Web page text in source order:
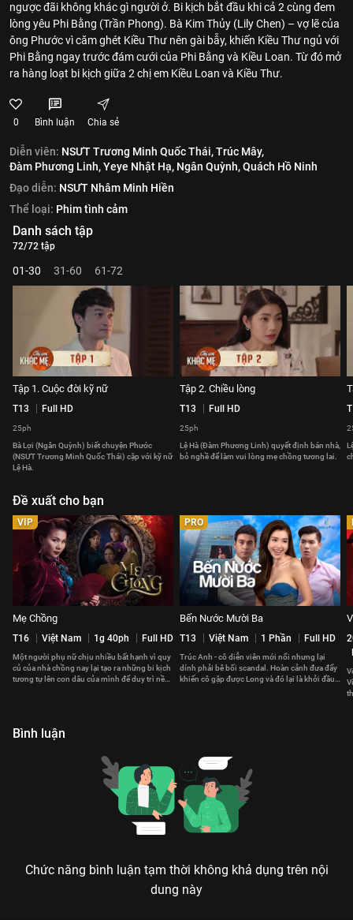
ngược đãi không khác gì người ở. Bi kịch bắt đầu khi cả 2 cùng đem
lòng yêu Phi Bằng (Trần Phong). Bà Kim Thủy (Lily Chen) – vợ lẽ của
ông Phước vì căm ghét Kiều Thư nên gài bẫy, khiến Kiều Thư ngủ với
Phi Bằng ngay trước đám cưới của Phi Bằng và Kiều Loan. Từ đó mở
ra hàng loạt bi kịch giữa 2 chị em Kiều Loan và Kiều Thư.
0 Bình luận Chia sẻ
Diễn viên: NSƯT Trương Minh Quốc Thái,Trúc Mây,
Đàm Phương Linh,Yeye Nhật Hạ, Ngân Quỳnh,Quách Hồ Ninh
Đạo diễn: NSƯT Nhâm Minh Hiền
Thể loại: Phim tình cảm
Danh sách tập
72/72 tập
01-30 31-60 61-72
Tập 1. Cuộc đời kỹ nữ
T13 Full HD
25ph
Bà Lợi (Ngân Quỳnh) biết chuyện Phước
(NSƯT Trương Minh Quốc Thái) cặp với kỹ nữ
Lệ Hà.
Tập 2. Chiều lòng
T13 Full HD
25ph
Lệ Hà (Đàm Phương Linh) quyết định bán nhà,
bỏ nghề để làm vui lòng mẹ chồng tương lai.
Đề xuất cho bạn
VIP
Mẹ Chồng
T16 Việt Nam 1g 40ph Full HD
Một người phụ nữ chịu nhiều bất hạnh vì quy
củ của nhà chồng nay lại tạo ra những bi kịch
tương tự lên con dâu của mình để duy trì nền
PRO
Bến Nước Mười Ba
T13 Việt Nam 1 Phần Full HD
Trúc Anh - cô diễn viên mới nổi nhưng lại
dính phải bê bối scandal. Hoàn cảnh đưa đẩy
khiến cô gặp được Long và đó lại là khởi đầu
Bình luận
Chức năng bình luận tạm thời không khả dụng trên nội
dung này